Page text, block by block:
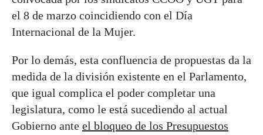
el 8 de marzo coincidiendo con el Día
Internacional de la Mujer.
Por lo demás, esta confluencia de propuestas da la
medida de la división existente en el Parlamento,
que igual complica el poder completar una
legislatura, como le está sucediendo al actual
Gobierno ante el bloqueo de los Presupuestos